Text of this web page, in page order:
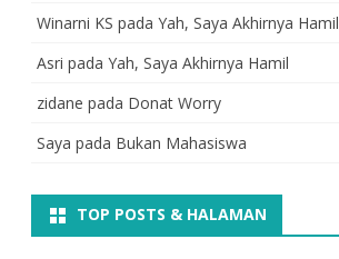
Winarni KS pada Yah, Saya Akhirnya Hamil
Asri pada Yah, Saya Akhirnya Hamil
zidane pada Donat Worry
Saya pada Bukan Mahasiswa
TOP POSTS & HALAMAN